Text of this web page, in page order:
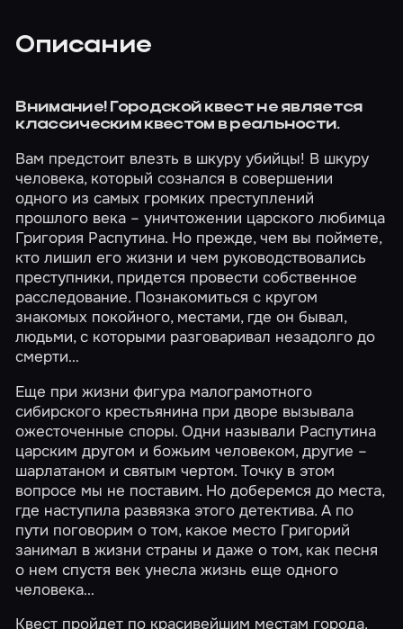
Описание
Внимание! Городской квест не является
классическим квестом в реальности.
Вам предстоит влезть в шкуру убийцы! В шкуру
человека, который сознался в совершении
одного из самых громких преступлений
прошлого века – уничтожении царского любимца
Григория Распутина. Но прежде, чем вы поймете,
кто лишил его жизни и чем руководствовались
преступники, придется провести собственное
расследование. Познакомиться с кругом
знакомых покойного, местами, где он бывал,
людьми, с которыми разговаривал незадолго до
смерти…
Еще при жизни фигура малограмотного
сибирского крестьянина при дворе вызывала
ожесточенные споры. Одни называли Распутина
царским другом и божьим человеком, другие –
шарлатаном и святым чертом. Точку в этом
вопросе мы не поставим. Но доберемся до места,
где наступила развязка этого детектива. А по
пути поговорим о том, какое место Григорий
занимал в жизни страны и даже о том, как песня
о нем спустя век унесла жизнь еще одного
человека…
Квест пройдет по красивейшим местам города.